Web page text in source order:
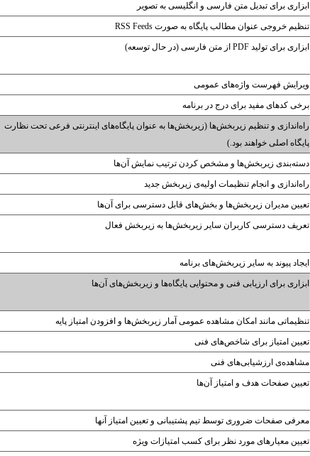
ابزاری برای تبدیل متن فارسی و انگلیسی به تصویر
تنظیم خروجی عنوان مطالب پایگاه به صورت RSS Feeds
ابزاری برای تولید PDF از متن فارسی (در حال توسعه)
ویرایش فهرست واژه‌های عمومی
برخی کدهای مفید برای درج در برنامه
راه‌اندازی و تنظیم زیربخش‌ها (زیربخش‌ها به عنوان پایگاه‌های اینترنتی فرعی تحت نظارت
پایگاه اصلی خواهند بود.)
دسته‌بندی زیربخش‌ها و مشخص کردن ترتیب نمایش آن‌ها
راه‌اندازی و انجام تنظیمات اولیه‌ی زیربخش جدید
تعیین مدیران زیر‌بخش‌ها و بخش‌های قابل دسترسی برای آن‌ها
تعریف دسترسی کاربران سایر زیربخش‌ها به زیربخش فعال
ایجاد پیوند به سایر زیربخش‌های برنامه
ابزاری برای ارزیابی فنی و محتوایی پایگاه‌ها و زیربخش‌های آن‌ها
تنظیماتی مانند امکان مشاهده عمومی آمار زیربخش‌ها و افزودن امتیاز پایه
تعیین امتیاز برای شاخص‌های فنی
مشاهده‌ی ارزشیابی‌های فنی
تعیین صفحات هدف و امتیاز آن‌ها
معرفی صفحات ضروری توسط تیم پشتیبانی و تعیین امتیاز آنها
تعیین معیارهای مورد نظر برای کسب امتیازات ویژه